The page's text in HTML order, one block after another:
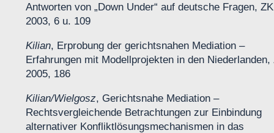
Antworten von „Down Under“ auf deutsche Fragen,
2003, 6 u. 109
Kilian, Erprobung der gerichtsnahen Mediation –
Erfahrungen mit Modellprojekten in den Niederlanden,
2005, 186
Kilian/Wielgosz, Gerichtsnahe Mediation –
Rechtsvergleichende Betrachtungen zur Einbindung
alternativer Konfliktlösungsmechanismen in das